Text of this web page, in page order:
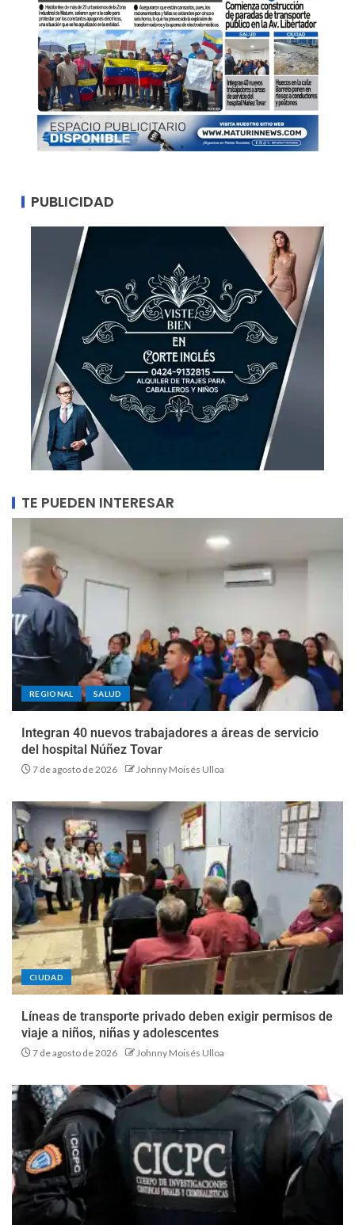
PUBLICIDAD
TE PUEDEN INTERESAR
REGIONAL SALUD
Integran 40 nuevos trabajadores a áreas de servicio
del hospital Núñez Tovar
7 de agosto de 2026 Johnny Moisés Ulloa
CIUDAD
Líneas de transporte privado deben exigir permisos de
viaje a niños, niñas y adolescentes
7 de agosto de 2026 Johnny Moisés Ulloa